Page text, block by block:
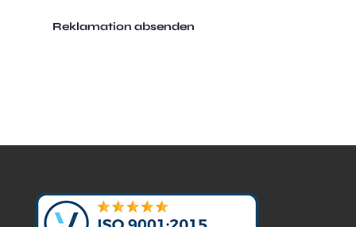
Reklamation absenden